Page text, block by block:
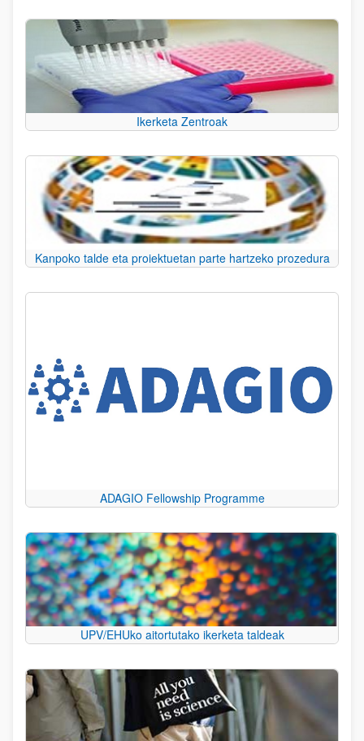
Ikerketa Zentroak
Kanpoko talde eta proiektuetan parte hartzeko prozedura
ADAGIO Fellowship Programme
UPV/EHUko aitortutako ikerketa taldeak